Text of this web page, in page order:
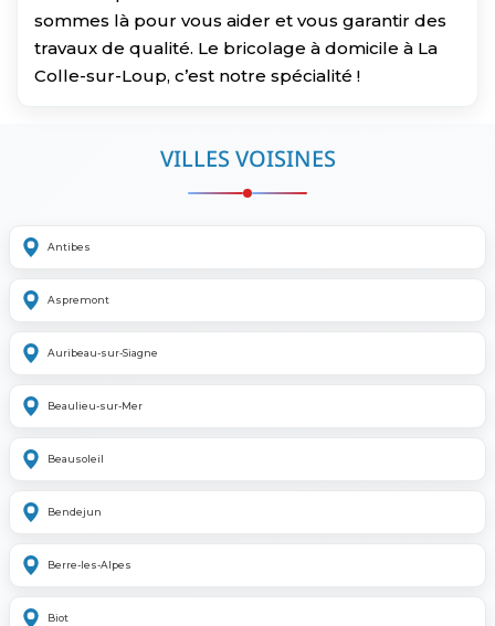
sommes là pour vous aider et vous garantir des
travaux de qualité. Le bricolage à domicile à La
Colle-sur-Loup, c’est notre spécialité !
VILLES VOISINES
Antibes
Aspremont
Auribeau-sur-Siagne
Beaulieu-sur-Mer
Beausoleil
Bendejun
Berre-les-Alpes
Biot